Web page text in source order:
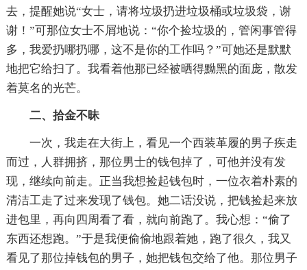
去，提醒她说“女士，请将垃圾扔进垃圾桶或垃圾袋，谢
谢！”可那位女士不屑地说：“你个捡垃圾的，管闲事管得
多，我爱扔哪扔哪，这不是你的工作吗？”可她还是默默
地把它给扫了。我看着他那已经被晒得黝黑的面庞，散发
着莫名的光芒。
二、拾金不昧
一次，我走在大街上，看见一个西装革履的男子疾走
而过，人群拥挤，那位男士的钱包掉了，可他并没有发
现，继续向前走。正当我想捡起钱包时，一位衣着朴素的
清洁工走了过来发现了钱包。她二话没说，把钱捡起来放
进包里，再向四周看了看，就向前跑了。我心想：“偷了
东西还想跑。”于是我便偷偷地跟着她，跑了很久，我又
看见了那位掉钱包的男子，她把钱包交给了他。那位男子